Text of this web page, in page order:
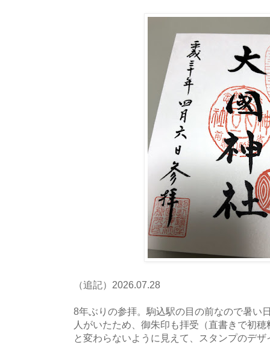
（追記）2026.07.28
8年ぶりの参拝。駒込駅の目の前なので暑い
人がいたため、御朱印も拝受（直書きで初
と変わらないように見えて、スタンプのデ